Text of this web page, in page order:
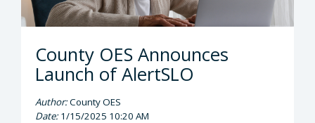
County OES Announces
Launch of AlertSLO
Author:County OES
Date:1/15/2025 10:20 AM